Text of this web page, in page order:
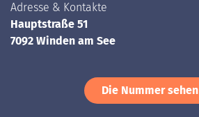
Adresse & Kontakte
Hauptstraße 51
7092 Winden am See
Die Nummer sehen